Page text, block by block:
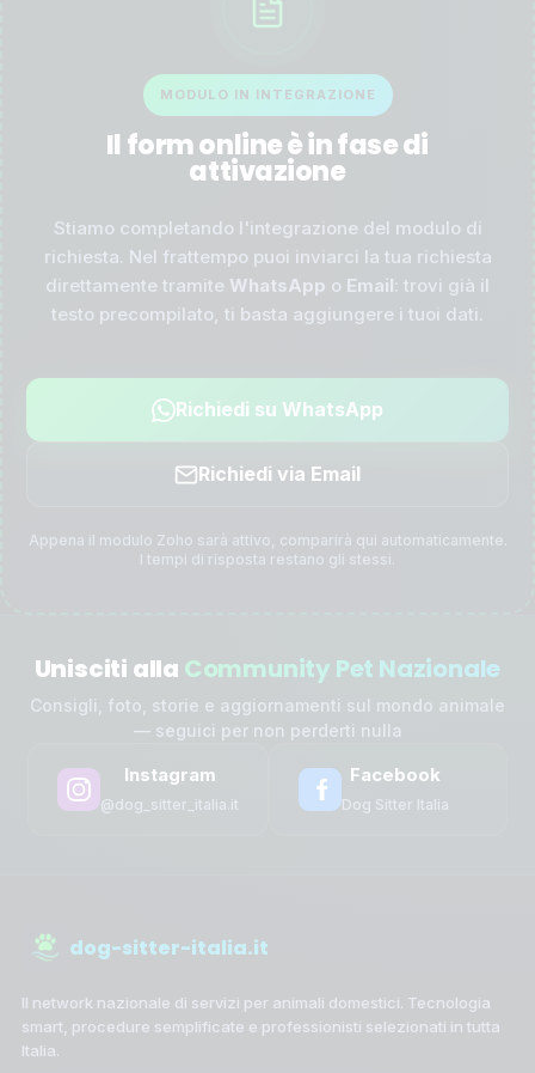
MODULO IN INTEGRAZIONE
Il form online è in fase di
attivazione
Stiamo completando l'integrazione del modulo di
richiesta. Nel frattempo puoi inviarci la tua richiesta
direttamente tramite WhatsApp o Email: trovi già il
testo precompilato, ti basta aggiungere i tuoi dati.
Richiedi su WhatsApp
Richiedi via Email
Appena il modulo Zoho sarà attivo, comparirà qui automaticamente.
I tempi di risposta restano gli stessi.
Unisciti alla Community Pet Nazionale
Consigli, foto, storie e aggiornamenti sul mondo animale
— seguici per non perderti nulla
Instagram
@dog_sitter_italia.it
Facebook
Dog Sitter Italia
dog-sitter-italia.it
Il network nazionale di servizi per animali domestici. Tecnologia
smart, procedure semplificate e professionisti selezionati in tutta
Italia.